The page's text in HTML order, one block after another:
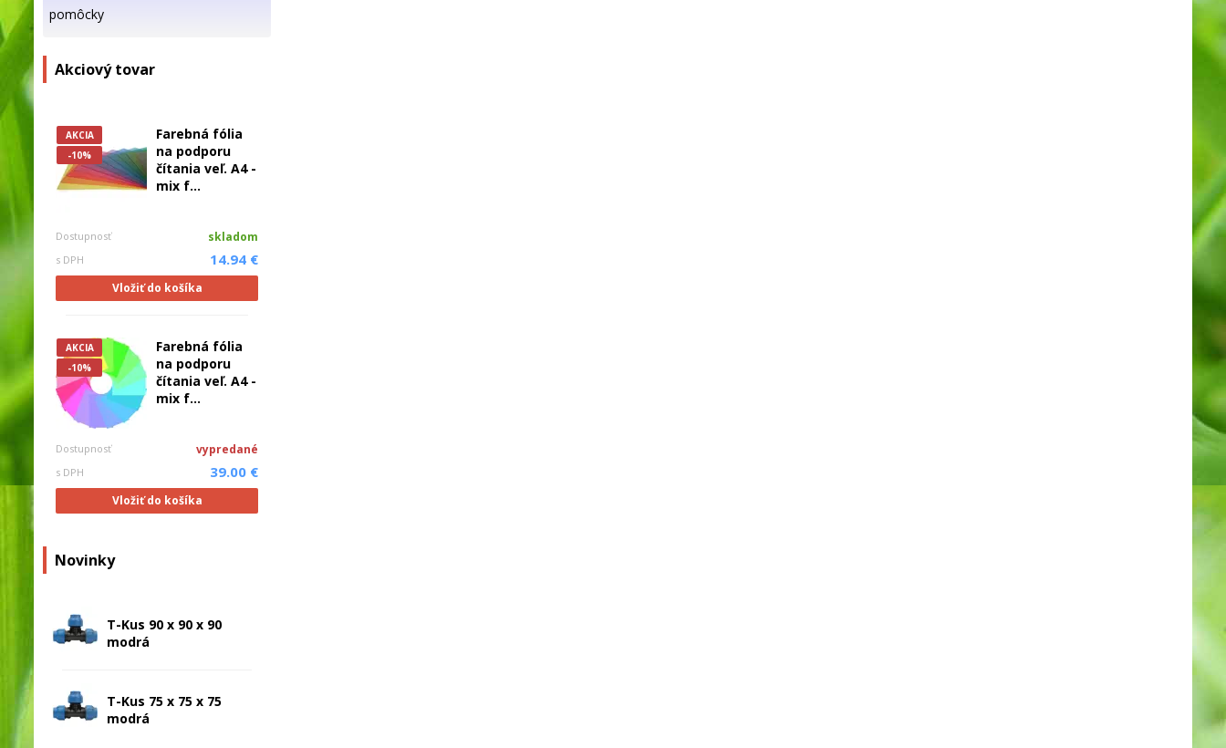
pomôcky
Akciový tovar
AKCIA
-10%
Farebná fólia
na podporu
čítania veľ. A4 -
mix f...
Dostupnosť skladom
s DPH 14.94 €
Vložiť do košíka
AKCIA
-10%
Farebná fólia
na podporu
čítania veľ. A4 -
mix f...
Dostupnosť vypredané
s DPH 39.00 €
Vložiť do košíka
Novinky
T-Kus 90 x 90 x 90
modrá
T-Kus 75 x 75 x 75
modrá